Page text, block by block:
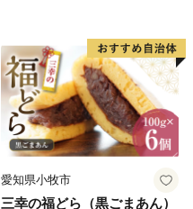
子 菓子 F4N-2298
愛知県小牧市
三幸の福どら（黒ごまあん）